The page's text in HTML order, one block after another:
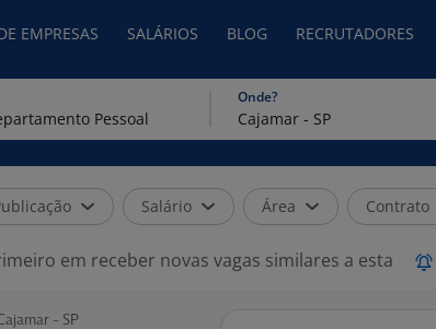
EMPRESAS SALÁRIOS BLOG RECRUTADORES
Onde?
Salário Área Contrato
em receber novas vagas similares a esta
- SP